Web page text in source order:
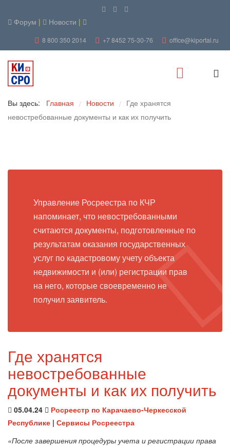
Форум | Новости |
8 800 350 2014 +7 8452 75-30-76 office@kiportal.ru
Вы здесь: Главная / Новости / Где хранятся
невостребованные документы и как их получить
Управление Росреестра по КЧР
напоминает, что невостребованными
считаются документы, подготовленные по
результатам оказания государственных
услуг по кадастровому учету объекта
недвижимости и (или) регистрации прав
на него, которые своевременно не
получил заявитель.
Где хранятся
невостребованные
документы и как их получить
05.04.24
Росреестр по Карачаево-Черкесской
Республике | Сервисы Росреестра
«После завершения процедуры учета и регистрации права